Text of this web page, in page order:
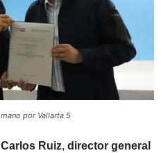
por Vallarta 5
Carlos Ruiz, director general